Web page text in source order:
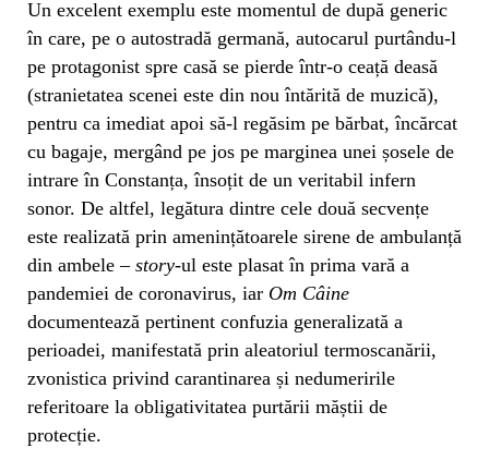
Un excelent exemplu este momentul de după generic
în care, pe o autostradă germană, autocarul purtându-l
pe protagonist spre casă se pierde într-o ceață deasă
(stranietatea scenei este din nou întărită de muzică),
pentru ca imediat apoi să-l regăsim pe bărbat, încărcat
cu bagaje, mergând pe jos pe marginea unei șosele de
intrare în Constanța, însoțit de un veritabil infern
sonor. De altfel, legătura dintre cele două secvențe
este realizată prin amenințătoarele sirene de ambulanță
din ambele – story-ul este plasat în prima vară a
pandemiei de coronavirus, iar Om Câine
documentează pertinent confuzia generalizată a
perioadei, manifestată prin aleatoriul termoscanării,
zvonistica privind carantinarea și nedumeririle
referitoare la obligativitatea purtării măștii de
protecție.